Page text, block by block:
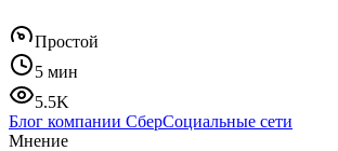
Простой
5 мин
5.5K
Блог компании СберСоциальные сети
Мнение